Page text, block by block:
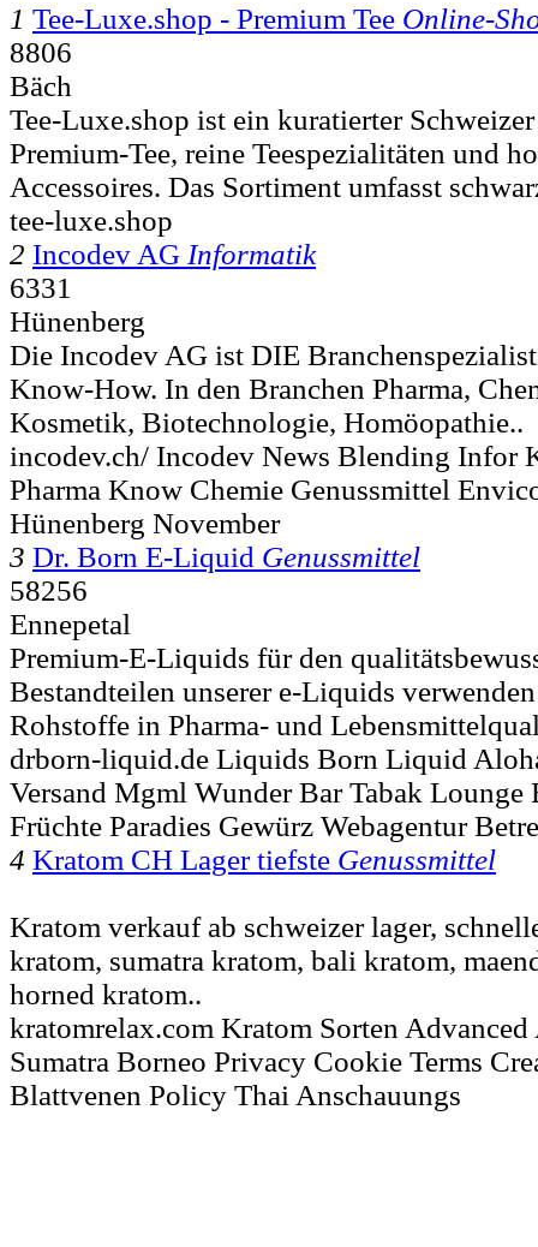
1 Tee-Luxe.shop - Premium Tee Online-
8806
Bäch
Tee-Luxe.shop ist ein kuratierter
Premium-Tee, reine Teespezialitäten und
Accessoires. Das Sortiment umfasst
tee-luxe.shop
2 Incodev AG Informatik
6331
Hünenberg
Die Incodev AG ist DIE
Know-How. In den Branchen Pharma,
Kosmetik, Biotechnologie, Homöopathie..
incodev.ch/ Incodev News Blending Infor
Pharma Know Chemie Genussmittel
Hünenberg November
3 Dr. Born E-Liquid Genussmittel
58256
Ennepetal
Premium-E-Liquids für den
Bestandteilen unserer e-Liquids
Rohstoffe in Pharma- und
drborn-liquid.de Liquids Born Liquid
Versand Mgml Wunder Bar Tabak Lounge
Früchte Paradies Gewürz Webagentur
4 Kratom CH Lager tiefste Genussmittel
Kratom verkauf ab schweizer lager,
kratom, sumatra kratom, bali kratom,
horned kratom..
kratomrelax.com Kratom Sorten
Sumatra Borneo Privacy Cookie Terms
Blattvenen Policy Thai Anschauungs